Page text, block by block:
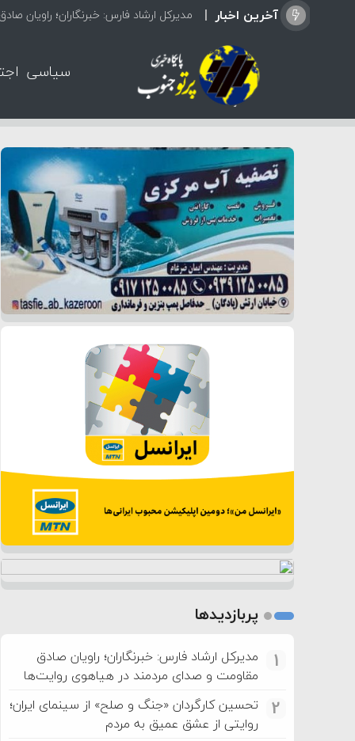
آخرین اخبار مدیرکل ارشاد فارس: خبرنگاران؛ راویان
سیاسی
پربازدیدها
1
مدیرکل ارشاد فارس: خبرنگاران؛ راویان صادق
مقاومت و صدای مردمند در هیاهوی روایت‌ها
2
تحسین کارگردان «جنگ و صلح» از سینمای ایران؛
روایتی از عشق عمیق به مردم